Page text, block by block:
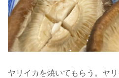
ヤリイカを焼いてもらう。ヤ